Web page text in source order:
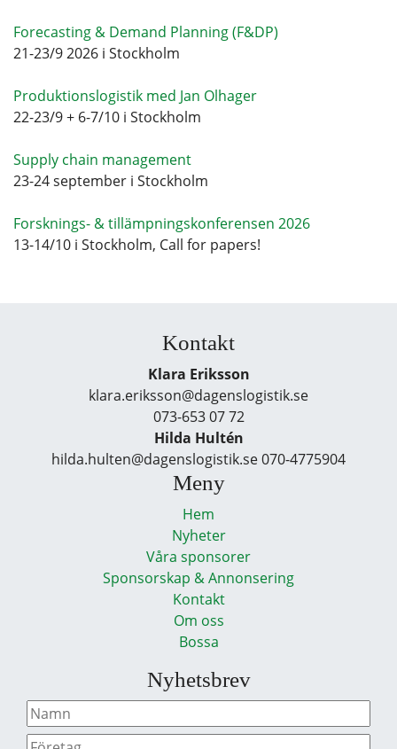
Forecasting & Demand Planning (F&DP)
21-23/9 2026 i Stockholm
Produktionslogistik med Jan Olhager
22-23/9 + 6-7/10 i Stockholm
Supply chain management
23-24 september i Stockholm
Forsknings- & tillämpningskonferensen 2026
13-14/10 i Stockholm, Call for papers!
Kontakt
Klara Eriksson
klara.eriksson@dagenslogistik.se
073-653 07 72
Hilda Hultén
hilda.hulten@dagenslogistik.se 070-4775904
Meny
Hem
Nyheter
Våra sponsorer
Sponsorskap & Annonsering
Kontakt
Om oss
Bossa
Nyhetsbrev